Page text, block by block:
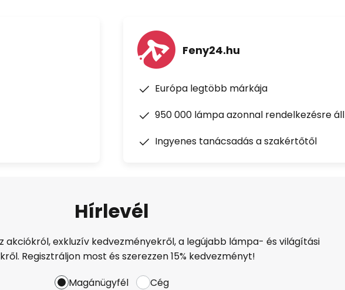
Feny24.hu
Európa legtöbb márkája
950 000 lámpa azonnal rendelkezésre áll
Ingyenes tanácsadás a szakértőtől
Hírlevél
akciókról, exkluzív kedvezményekről, a legújabb lámpa- és világítási
Regisztráljon most és szerezzen 15% kedvezményt!
Magánügyfél
Cég